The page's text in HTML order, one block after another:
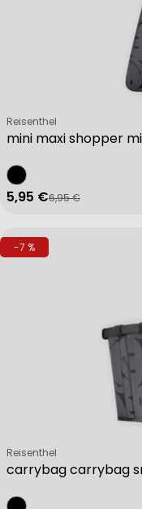
mini maxi shopper
Verkäufer:
Reisenthel
Verkaufspreis
5,95 €
Regulärer Preis
6,95 €
-7 %
carrybag carrybag
Verkäufer:
Reisenthel